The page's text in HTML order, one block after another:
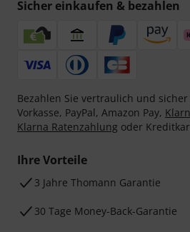
Sicher einkaufen & bezahlen
Bezahlen Sie vertraulich und
Vorkasse, PayPal, Amazon Pay,
Klarna Ratenzahlung oder
Ihre Vorteile
3 Jahre Thomann Garantie
30 Tage Money-Back-Garantie